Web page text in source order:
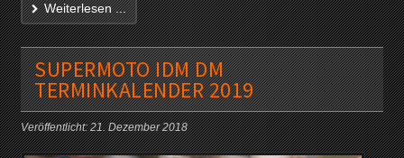
Weiterlesen ...
SUPERMOTO IDM DM
TERMINKALENDER 2019
Veröffentlicht: 21. Dezember 2018